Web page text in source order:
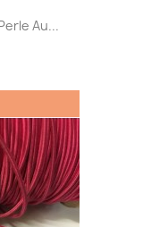
Au...